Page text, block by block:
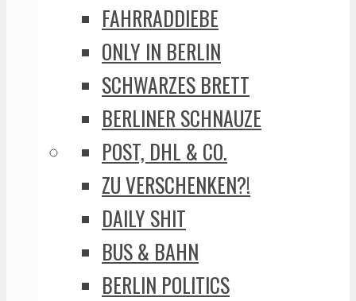
FAHRRADDIEBE
ONLY IN BERLIN
SCHWARZES BRETT
BERLINER SCHNAUZE
POST, DHL & CO.
ZU VERSCHENKEN?!
DAILY SHIT
BUS & BAHN
BERLIN POLITICS